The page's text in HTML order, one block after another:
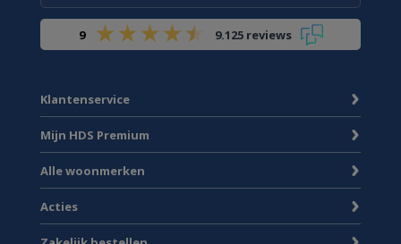
9 9.125 reviews
Klantenservice
Mijn HDS Premium
Alle woonmerken
Acties